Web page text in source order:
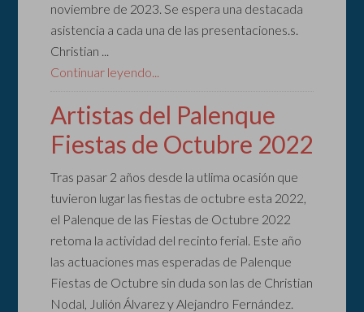
noviembre de 2023. Se espera una destacada
asistencia a cada una de las presentaciones.s.
Christian ...
Continuar leyendo...
Artistas del Palenque
Fiestas de Octubre 2022
Tras pasar 2 años desde la utlima ocasión que
tuvieron lugar las fiestas de octubre esta 2022,
el Palenque de las Fiestas de Octubre 2022
retoma la actividad del recinto ferial. Este año
las actuaciones mas esperadas de Palenque
Fiestas de Octubre sin duda son las de Christian
Nodal, Julión Álvarez y Alejandro Fernández.